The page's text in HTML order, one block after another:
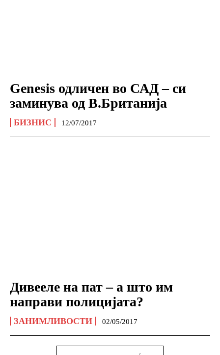
Genesis одличен во САД – си
заминува од В.Британија
БИЗНИС 12/07/2017
Дивееле на пат – а што им
направи полицијата?
ЗАНИМЛИВОСТИ 02/05/2017